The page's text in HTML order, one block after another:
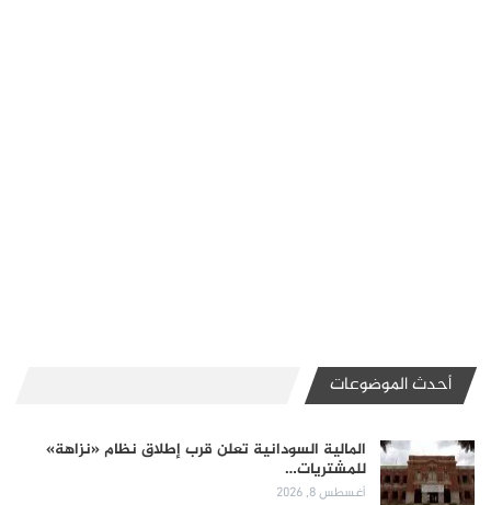
أحدث الموضوعات
المالية السودانية تعلن قرب إطلاق نظام «نزاهة»
للمشتريات…
أغسطس 8, 2026